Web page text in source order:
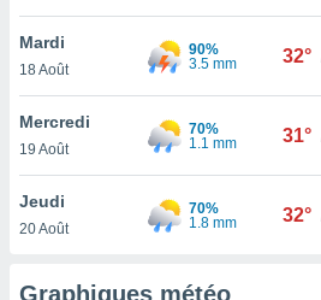
que
et que
Mardi
18 Août
90%
3.5 mm
32°
Mercredi
19 Août
70%
1.1 mm
31°
Jeudi
20 Août
70%
1.8 mm
32°
Graphiques météo